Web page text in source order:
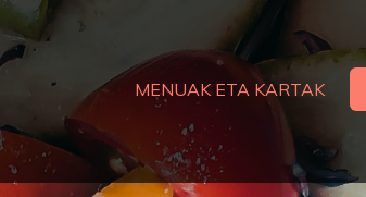
MENUAK ETA KARTAK